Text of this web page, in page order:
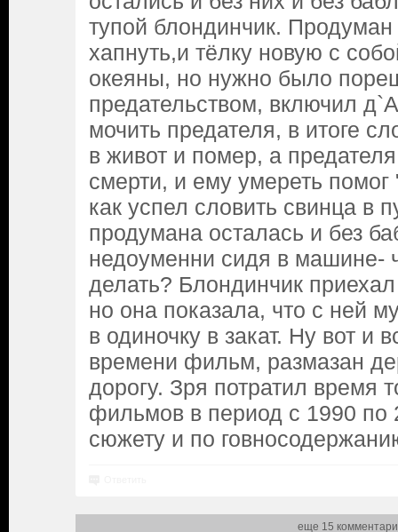
тупой блондинчик.
хапнуть,и тёлку новую с
океяны, но нужно было
предательством, включил
мочить предателя, в итоге
в живот и помер, а
смерти, и ему умереть
как успел словить свинца в
продумана осталась и без
недоуменни сидя в машине-
делать? Блондинчик
но она показала, что с ней
в одиночку в закат. Ну вот и
времени фильм, размазан
дорогу. Зря потратил время
фильмов в период с 1990 по
сюжету и по
еще 15